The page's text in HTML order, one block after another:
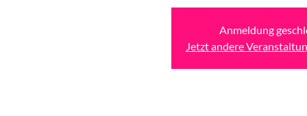
Anmeldung
Jetzt andere